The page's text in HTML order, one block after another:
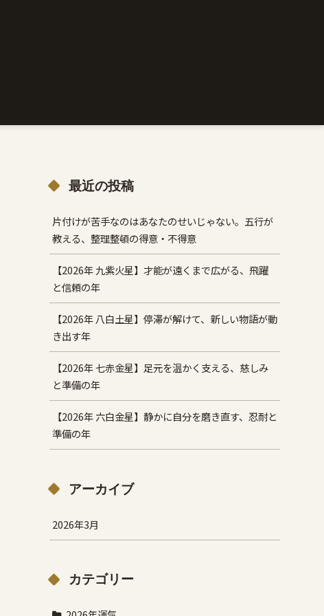
最近の投稿
片付けが苦手なのはあなたのせいじゃない。五行が
教える、整理整頓の得意・不得意
【2026年 九紫火星】才能が遠くまで広がる、飛躍
と信頼の年
【2026年 八白土星】停滞が解けて、新しい物語が動
き出す年
【2026年 七赤金星】足元を温かく支える、慈しみ
と準備の年
【2026年 六白金星】静かに自分を磨き直す、忍耐と
準備の年
アーカイブ
2026年3月
カテゴリー